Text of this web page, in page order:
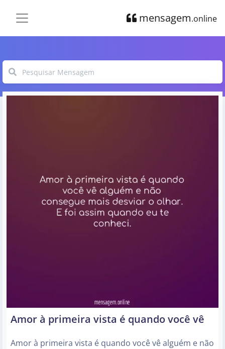
mensagem.online
Amor à primeira vista é quando você vê
Amor à primeira vista é quando você vê alguém e não